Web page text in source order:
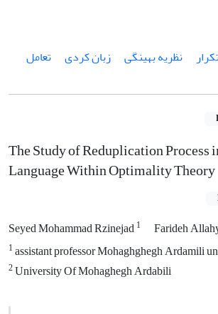
نظریه بهینگی زبان کردی
تعامل
The Study of Reduplication Process
Language Within Optimality Theory
Seyed Mohammad Rzinejad1 Farideh
1assistant professor Mohaghghegh Ardamili
2University Of Mohaghegh Ardabili